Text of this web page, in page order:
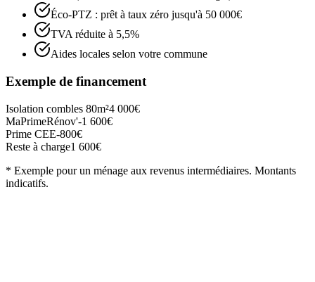
Éco-PTZ : prêt à taux zéro jusqu'à 50 000€
TVA réduite à 5,5%
Aides locales selon votre commune
Exemple de financement
Isolation combles 80m²4 000€
MaPrimeRénov'-1 600€
Prime CEE-800€
Reste à charge1 600€
* Exemple pour un ménage aux revenus intermédiaires. Montants
indicatifs.